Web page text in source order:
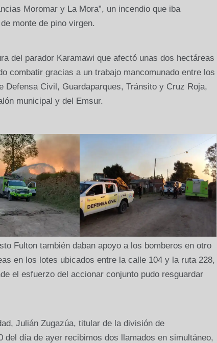
Moromar y La Mora”, un incendio que iba
monte de pino virgen.
del parador Karamawi que afectó unas dos hectáreas
combatir gracias a un trabajo mancomunado entre los
Defensa Civil, Guardaparques, Tránsito y Cruz Roja,
municipal y del Emsur.
Fulton también daban apoyo a los bomberos en otro
en los lotes ubicados entre la calle 104 y la ruta 228,
el esfuerzo del accionar conjunto pudo resguardar
Julián Zugazúa, titular de la división de
del día de ayer recibimos dos llamados en simultáneo,